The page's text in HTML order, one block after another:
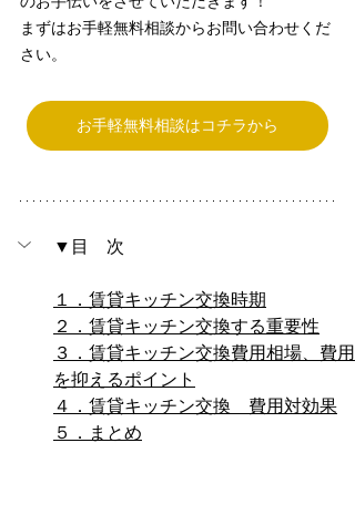
まずはお手軽無料相談からお問い合わせくだ
さい。
お手軽無料相談はコチラから
▼目　次
１．賃貸キッチン交換時期
２．賃貸キッチン交換する重要性
３．賃貸キッチン交換費用相場、費用
を抑えるポイント
４．賃貸キッチン交換　費用対効果
５．まとめ